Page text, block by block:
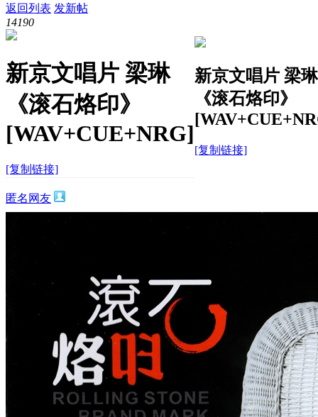
返回列表 发新帖
14190
新京文唱片 梁琳
《滚石烙印》
[WAV+CUE+NRG]
[复制链接]
新京文唱片 梁琳
《滚石烙印》
[复制链接]
匿名网友
2026-1-12 15:26:50 / 显示全部楼层
阅读模式